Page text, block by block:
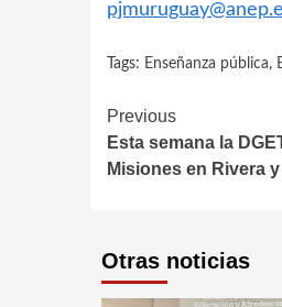
Tags: Enseñanza pública,
Continue
Reading
Previous
Esta semana la
Misiones en Rivera
Otras noticias